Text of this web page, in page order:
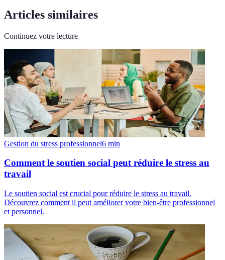
Articles similaires
Continuez votre lecture
Gestion du stress professionnel6 min
Comment le soutien social peut réduire le stress au
travail
Le soutien social est crucial pour réduire le stress au travail.
Découvrez comment il peut améliorer votre bien-être professionnel
et personnel.